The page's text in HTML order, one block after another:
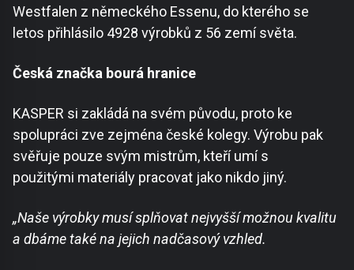
Westfalen z německého Essenu, do kterého se
letos přihlásilo 4928 výrobků z 56 zemí světa.
Česká značka bourá hranice
KASPER si zakládá na svém původu, proto ke
spolupráci zve zejména české kolegy. Výrobu pak
svěřuje pouze svým mistrům, kteří umí s
použitými materiály pracovat jako nikdo jiný.
„Naše výrobky musí splňovat nejvyšší možnou kvalitu
a dbáme také na jejich nadčasový vzhled.